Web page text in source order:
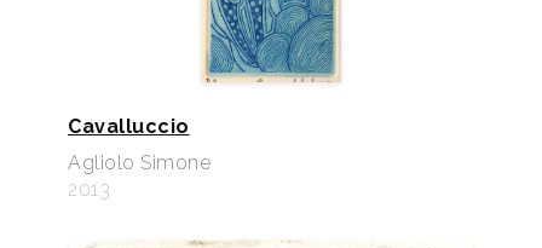
Cavalluccio
Agliolo Simone
2013